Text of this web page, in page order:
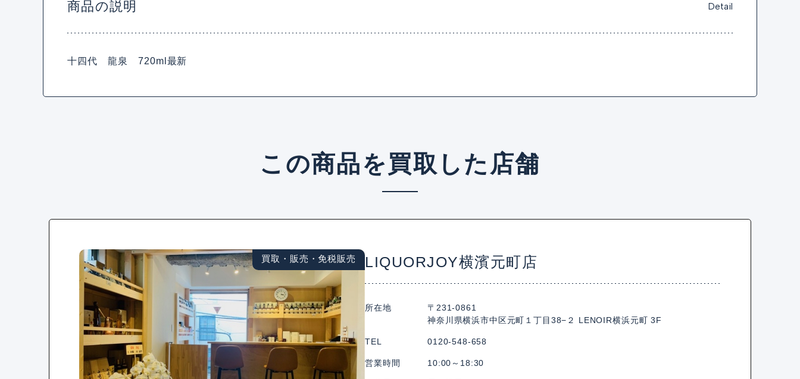
商品の説明 Detail
十四代 龍泉 720ml最新
この商品を買取した店舗
買取・販売・免税販売 LIQUORJOY横濱元町店
所在地
〒231-0861
神奈川県横浜市中区元町１丁目38−２ LENOIR横浜元町 3F
TEL 0120-548-658
営業時間 10:00～18:30